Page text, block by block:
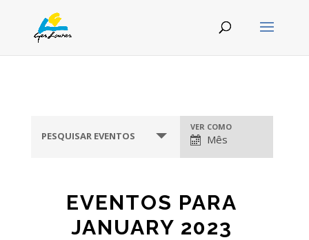
PESQUISAR EVENTOS
NAVEGAÇÃO
DE
VER COMO
Mês
EVENTOS PARA
JANUARY 2023